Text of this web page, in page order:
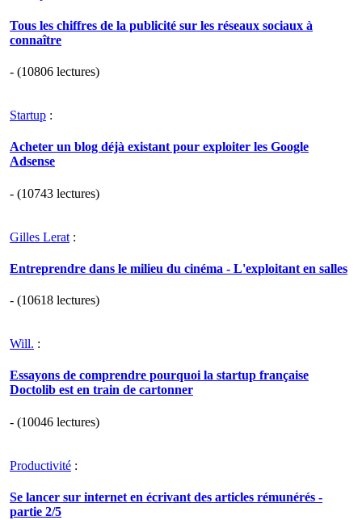
Tous les chiffres de la publicité sur les réseaux sociaux à
connaître
- (10806 lectures)
Startup :
Acheter un blog déjà existant pour exploiter les Google
Adsense
- (10743 lectures)
Gilles Lerat :
Entreprendre dans le milieu du cinéma - L'exploitant en salles
- (10618 lectures)
Will. :
Essayons de comprendre pourquoi la startup française
Doctolib est en train de cartonner
- (10046 lectures)
Productivité :
Se lancer sur internet en écrivant des articles rémunérés -
partie 2/5